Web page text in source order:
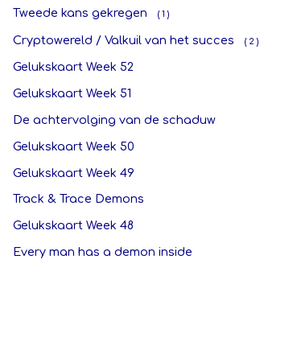
Tweede kans gekregen ( 1 )
Cryptowereld / Valkuil van het succes ( 2 )
Gelukskaart Week 52
Gelukskaart Week 51
De achtervolging van de schaduw
Gelukskaart Week 50
Gelukskaart Week 49
Track & Trace Demons
Gelukskaart Week 48
Every man has a demon inside